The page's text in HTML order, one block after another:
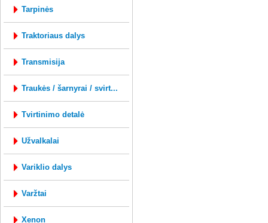
tarpinės
traktoriaus dalys
transmisija
traukės / šarnyrai / svirt...
tvirtinimo detalė
užvalkalai
variklio dalys
varžtai
xenon